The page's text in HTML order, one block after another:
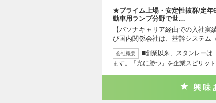
★プライム上場・安定性抜群/定
動車用ランプ分野で世…
【パソナキャリア経由での入社
び国内関係会社は、基幹システ
会社概要
■創業以来、スタンレーは
ます。「光に勝つ」を企業スピリッ
興味